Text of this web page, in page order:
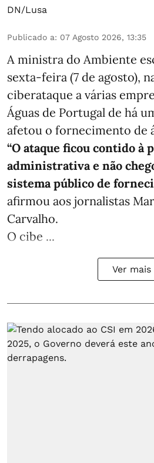
DN/Lusa
Publicado a: 07 Agosto 2026, 13:35
A ministra do Ambiente
sexta-feira (7 de agosto),
ciberataque a várias
Águas de Portugal de há
afetou o fornecimento de
“O ataque ficou contido à
administrativa e não
sistema público de
afirmou aos jornalistas
Carvalho.
O cibe ...
Ver mais